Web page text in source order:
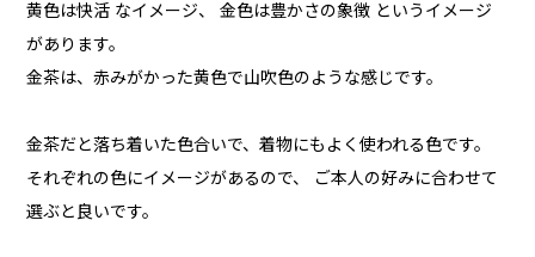
黄色は快活 なイメージ、 金色は豊かさの象徴 というイメージ
があります。
金茶は、赤みがかった黄色で山吹色のような感じです。
金茶だと落ち着いた色合いで、着物にもよく使われる色です。
それぞれの色にイメージがあるので、 ご本人の好みに合わせて
選ぶと良いです。